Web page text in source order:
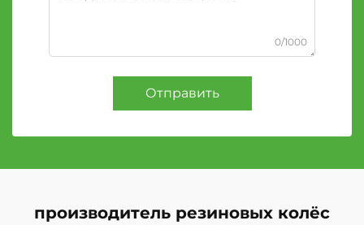
0/1000
Отправить
производитель резиновых колёс